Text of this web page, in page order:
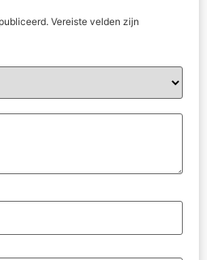
Vereiste velden zijn